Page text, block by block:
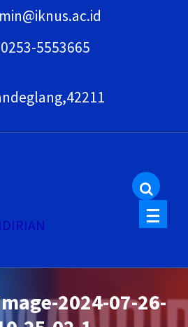
0253-5553665
2024-07-26-